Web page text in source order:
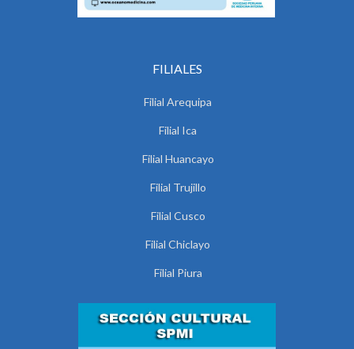
FILIALES
Filial Arequipa
Filial Ica
Filial Huancayo
Filial Trujillo
Filial Cusco
Filial Chiclayo
Filial Piura